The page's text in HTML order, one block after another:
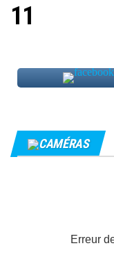
11
CAMÉRAS
Erreur